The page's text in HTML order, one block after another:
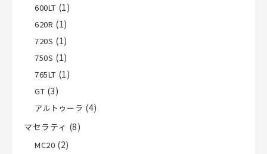
600LT (1)
620R (1)
720S (1)
750S (1)
765LT (1)
GT (3)
アルトゥーラ (4)
マセラティ (8)
MC20 (2)